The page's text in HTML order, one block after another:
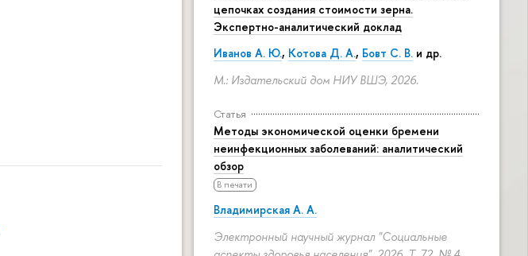
цепочках создания стоимости зерна.
Экспертно-аналитический доклад
Иванов А. Ю., Котова Д. А., Бовт С. В. и др.
М.: Издательский дом НИУ ВШЭ, 2026.
Статья
Методы экономической оценки бремени
неинфекционных заболеваний: аналитический
обзор
В печати
Владимирская А. А.
Электронный научный журнал "Социальные